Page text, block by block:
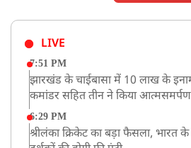
LIVE
7:51 PM
झारखंड के चाईबासा में 10 लाख के
कमांडर सहित तीन ने किया आत्मसमर्पण
6:29 PM
श्रीलंका क्रिकेट का बड़ा फैसला, भारत